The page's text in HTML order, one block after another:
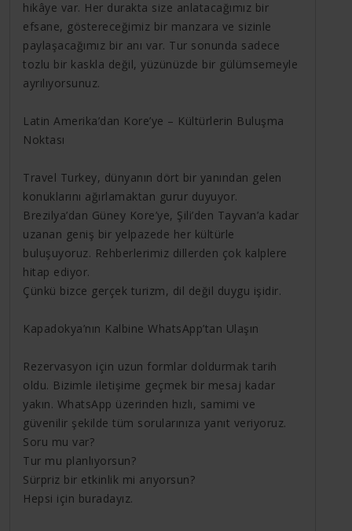
hikâye var. Her durakta size anlatacağımız bir
efsane, göstereceğimiz bir manzara ve sizinle
paylaşacağımız bir anı var. Tur sonunda sadece
tozlu bir kaskla değil, yüzünüzde bir gülümsemeyle
ayrılıyorsunuz.
Latin Amerika’dan Kore’ye – Kültürlerin Buluşma
Noktası
Travel Turkey, dünyanın dört bir yanından gelen
konuklarını ağırlamaktan gurur duyuyor.
Brezilya’dan Güney Kore’ye, Şili’den Tayvan’a kadar
uzanan geniş bir yelpazede her kültürle
buluşuyoruz. Rehberlerimiz dillerden çok kalplere
hitap ediyor.
Çünkü bizce gerçek turizm, dil değil duygu işidir.
Kapadokya’nın Kalbine WhatsApp’tan Ulaşın
Rezervasyon için uzun formlar doldurmak tarih
oldu. Bizimle iletişime geçmek bir mesaj kadar
yakın. WhatsApp üzerinden hızlı, samimi ve
güvenilir şekilde tüm sorularınıza yanıt veriyoruz.
Soru mu var?
Tur mu planlıyorsun?
Sürpriz bir etkinlik mi arıyorsun?
Hepsi için buradayız.